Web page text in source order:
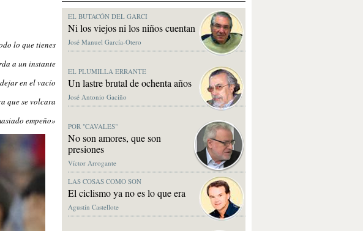
lo que tienes
a un instante
en el vacío
que se volcara
empeño»
EL BUTACÓN DEL GARCI
Ni los viejos ni los niños cuentan
José Manuel García-Otero
EL PLUMILLA ERRANTE
Un lastre brutal de ochenta años
José Antonio Gaciño
POR "CAVALES"
No son amores, que son
presiones
Víctor Arrogante
LAS COSAS COMO SON
El ciclismo ya no es lo que era
Agustín Castellote